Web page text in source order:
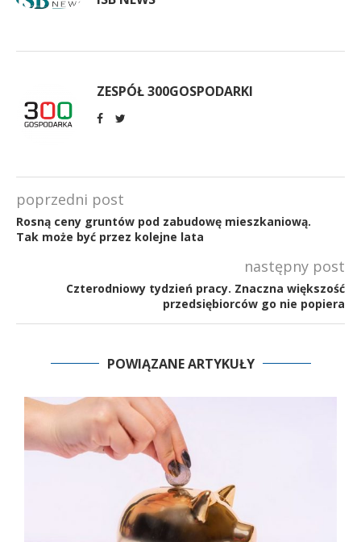
ZESPÓŁ 300GOSPODARKI
poprzedni post
Rosną ceny gruntów pod zabudowę mieszkaniową.
Tak może być przez kolejne lata
następny post
Czterodniowy tydzień pracy. Znaczna większość
przedsiębiorców go nie popiera
POWIĄZANE ARTYKUŁY